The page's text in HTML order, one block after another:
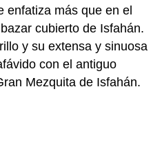
enfatiza más que en el
cubierto de Isfahán.
y su extensa y sinuosa
con el antiguo
Mezquita de Isfahán.